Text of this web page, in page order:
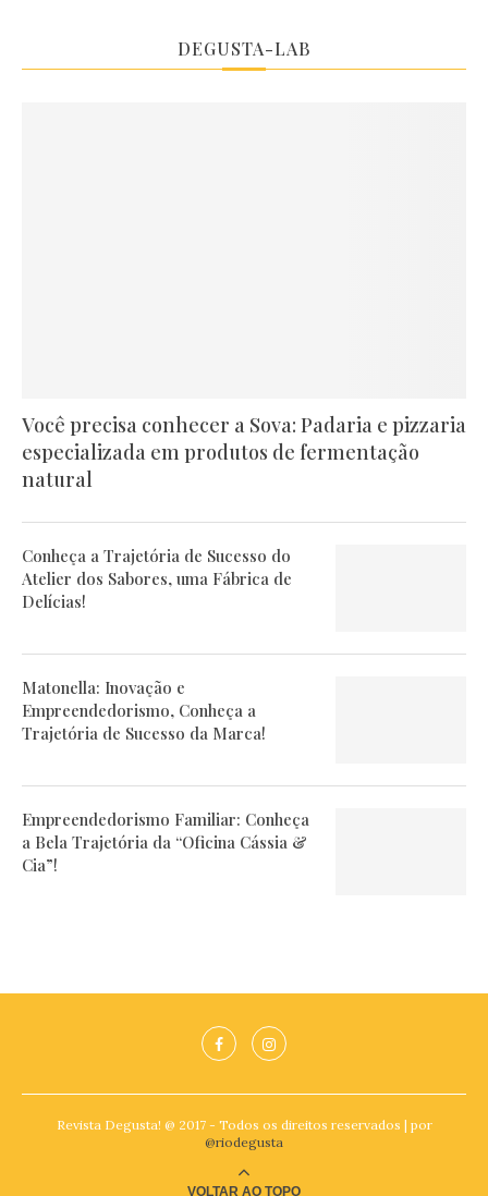
DEGUSTA-LAB
Você precisa conhecer a Sova: Padaria e pizzaria
especializada em produtos de fermentação
natural
Conheça a Trajetória de Sucesso do
Atelier dos Sabores, uma Fábrica de
Delícias!
Matonella: Inovação e
Empreendedorismo, Conheça a
Trajetória de Sucesso da Marca!
Empreendedorismo Familiar: Conheça
a Bela Trajetória da “Oficina Cássia &
Cia”!
Revista Degusta! @ 2017 - Todos os direitos reservados | por
@riodegusta
VOLTAR AO TOPO